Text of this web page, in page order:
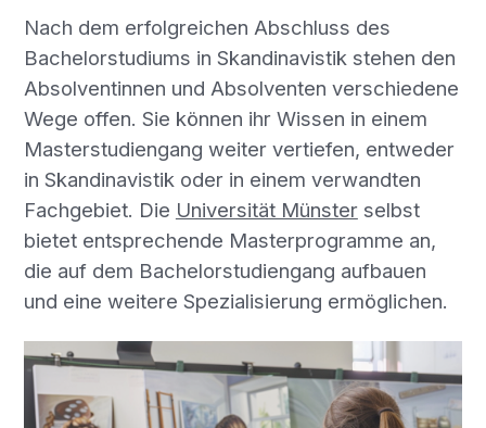
Nach dem erfolgreichen Abschluss des
Bachelorstudiums in Skandinavistik stehen den
Absolventinnen und Absolventen verschiedene
Wege offen. Sie können ihr Wissen in einem
Masterstudiengang weiter vertiefen, entweder
in Skandinavistik oder in einem verwandten
Fachgebiet. Die Universität Münsterselbst
bietet entsprechende Masterprogramme an,
die auf dem Bachelorstudiengang aufbauen
und eine weitere Spezialisierung ermöglichen.